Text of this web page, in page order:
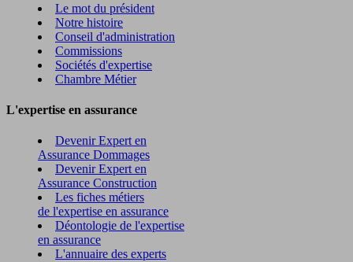
Le mot du président
Notre histoire
Conseil d'administration
Commissions
Sociétés d'expertise
Chambre Métier
L'expertise en assurance
Devenir Expert en
Assurance Dommages
Devenir Expert en
Assurance Construction
Les fiches métiers
de l'expertise en assurance
Déontologie de l'expertise
en assurance
L'annuaire des experts